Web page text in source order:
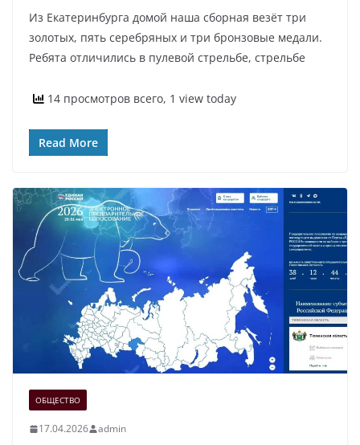
Из Екатеринбурга домой наша сборная везёт три
золотых, пять серебряных и три бронзовые медали.
Ребята отличились в пулевой стрельбе, стрельбе
14 просмотров всего, 1 view today
Read More
ОБЩЕСТВО
17.04.2026 admin